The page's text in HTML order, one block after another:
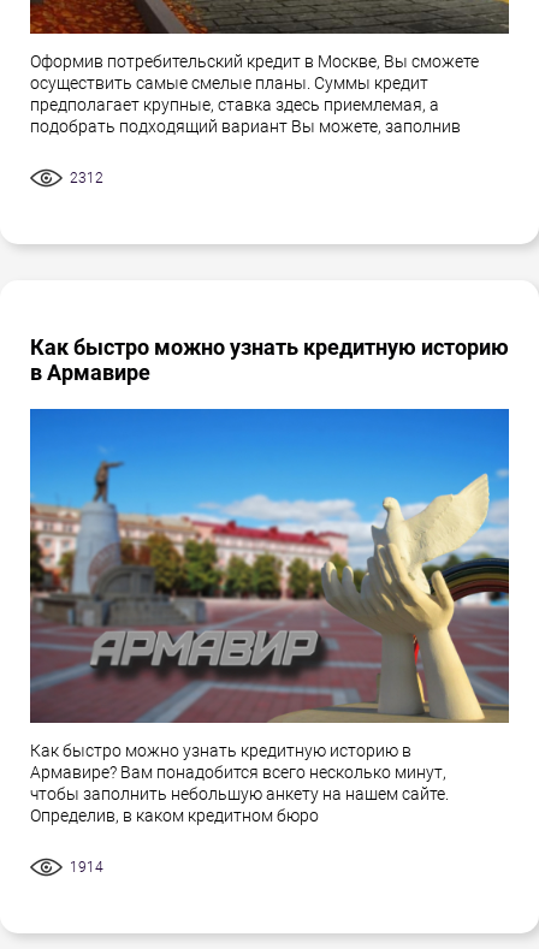
Оформив потребительский кредит в Москве, Вы сможете
осуществить самые смелые планы. Суммы кредит
предполагает крупные, ставка здесь приемлемая, а
подобрать подходящий вариант Вы можете, заполнив
2312
Как быстро можно узнать кредитную историю
в Армавире
Как быстро можно узнать кредитную историю в
Армавире? Вам понадобится всего несколько минут,
чтобы заполнить небольшую анкету на нашем сайте.
Определив, в каком кредитном бюро
1914